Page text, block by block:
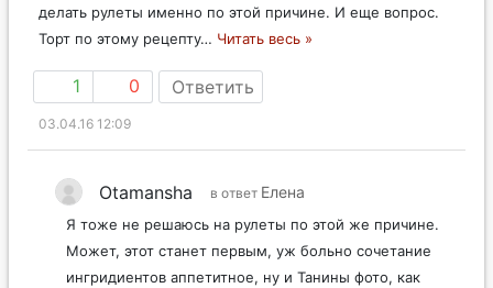
делать рулеты именно по этой причине. И еще вопрос.
Торт по этому рецепту… Читать весь »
1 0 Ответить
03.04.16 12:09
Otamansha в ответ Елена
Я тоже не решаюсь на рулеты по этой же причине.
Может, этот станет первым, уж больно сочетание
ингридиентов аппетитное, ну и Танины фото, как